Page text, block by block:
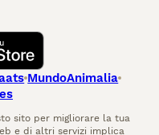
MundoAnimalia
sito per migliorare la tua
e di altri servizi implica